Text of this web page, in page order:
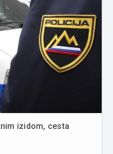
izidom, cesta